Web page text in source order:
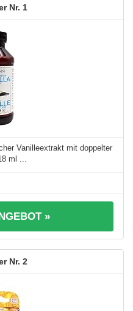
1
Vanilleextrakt mit doppelter
ml ...
»
2